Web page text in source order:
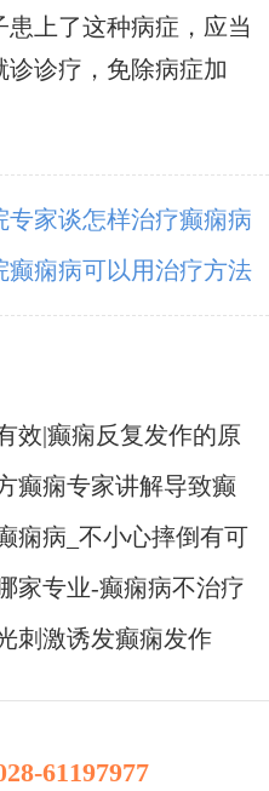
上了这种病症，应当
诊疗，免除病症加
专家谈怎样治疗癫痫病
癫痫病可以用治疗方法
效|癫痫反复发作的原
癫痫专家讲解导致癫
痫病_不小心摔倒有可
家专业-癫痫病不治疗
刺激诱发癫痫发作
61197977